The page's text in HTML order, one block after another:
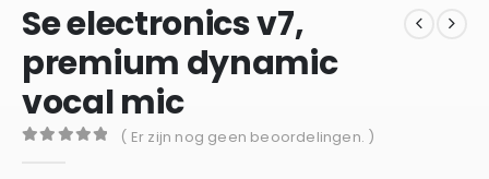
Se electronics v7,
premium dynamic
vocal mic
( Er zijn nog geen beoordelingen. )